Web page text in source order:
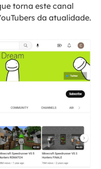
torna este canal
da atualidade.